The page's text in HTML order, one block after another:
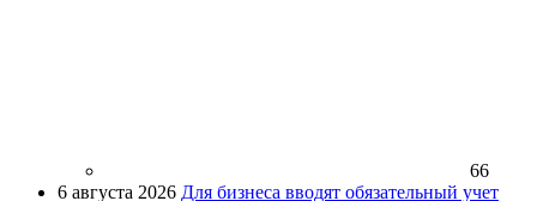
66
6 августа 2026 Для бизнеса вводят обязательный учет